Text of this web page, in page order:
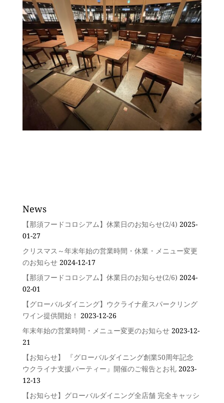
News
【那須フードコロシアム】休業日のお知らせ(2/4) 2025-
01-27
クリスマス～年末年始の営業時間・休業・メニュー変更
のお知らせ 2024-12-17
【那須フードコロシアム】休業日のお知らせ(2/6) 2024-
02-01
【グローバルダイニング】ウクライナ産スパークリング
ワイン提供開始！ 2023-12-26
年末年始の営業時間・メニュー変更のお知らせ 2023-12-
21
【お知らせ】 『グローバルダイニング創業50周年記念
ウクライナ支援パーティー』開催のご報告とお礼 2023-
12-13
【お知らせ】グローバルダイニング全店舗 完全キャッシ